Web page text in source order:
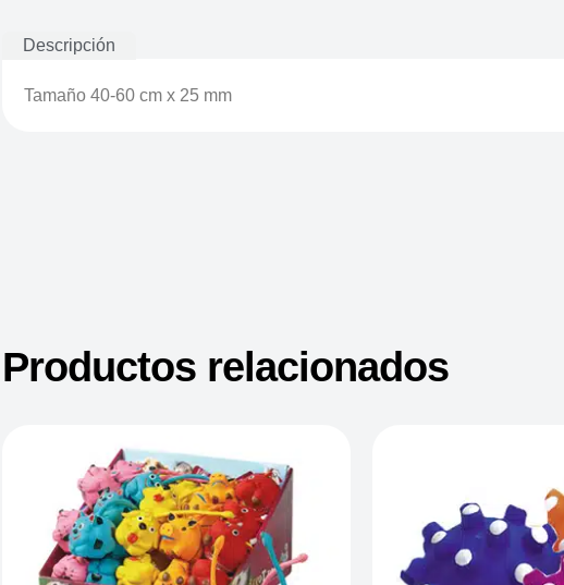
Descripción
Tamaño 40-60 cm x 25 mm
Productos relacionados